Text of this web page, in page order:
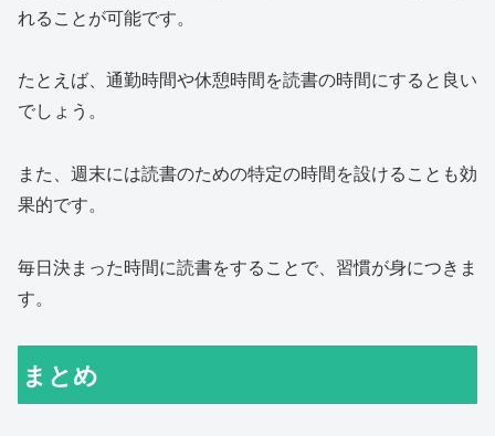
れることが可能です。
たとえば、通勤時間や休憩時間を読書の時間にすると良い
でしょう。
また、週末には読書のための特定の時間を設けることも効
果的です。
毎日決まった時間に読書をすることで、習慣が身につきま
す。
まとめ